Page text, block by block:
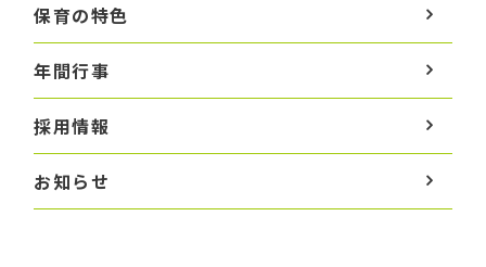
保育の特色
年間行事
採用情報
お知らせ